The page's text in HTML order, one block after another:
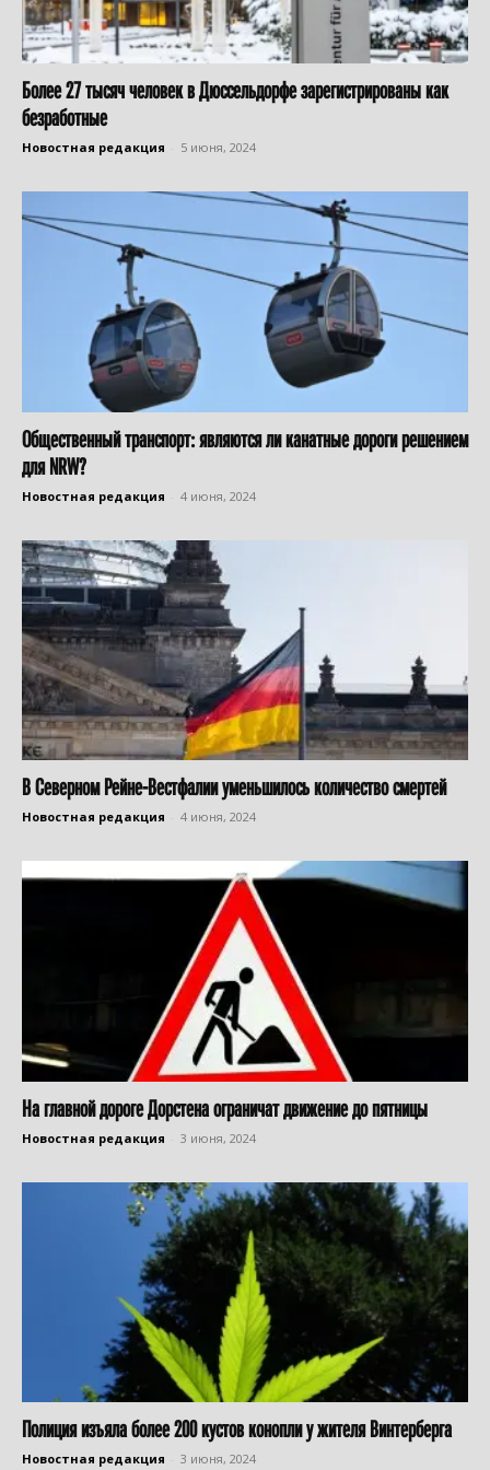
Более 27 тысяч человек в Дюссельдорфе зарегистрированы как
безработные
Новостная редакция 5 июня, 2024
Общественный транспорт: являются ли канатные дороги решением
для NRW?
Новостная редакция 4 июня, 2024
В Северном Рейне-Вестфалии уменьшилось количество смертей
Новостная редакция 4 июня, 2024
На главной дороге Дорстена ограничат движение до пятницы
Новостная редакция 3 июня, 2024
Полиция изъяла более 200 кустов конопли у жителя Винтерберга
Новостная редакция 3 июня, 2024